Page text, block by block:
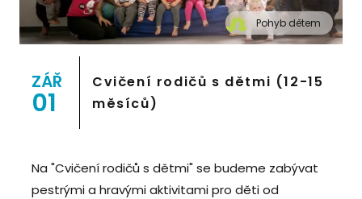
" alt="Cvičení pro děti "Pohyb dětem", Praha 2,
Prostor 8">
Pohyb dětem
ZÁŘ
01
Cvičení rodičů s dětmi (12-15
měsíců)
Na "Cvičení rodičů s dětmi" se budeme zabývat
pestrými a hravými aktivitami pro děti od